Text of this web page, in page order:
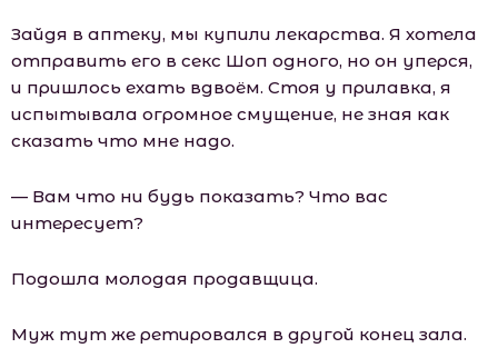
Зайдя в аптеку, мы купили лекарства. Я хотела
отправить его в секс Шоп одного, но он уперся,
и пришлось ехать вдвоём. Стоя у прилавка, я
испытывала огромное смущение, не зная как
сказать что мне надо.
— Вам что ни будь показать? Что вас
интересует?
Подошла молодая продавщица.
Муж тут же ретировался в другой конец зала.